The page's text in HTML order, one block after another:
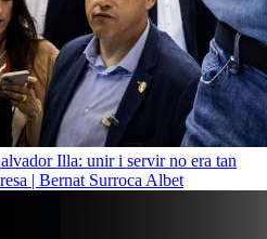
Illa: unir i servir no era tan
| Bernat Surroca Albet